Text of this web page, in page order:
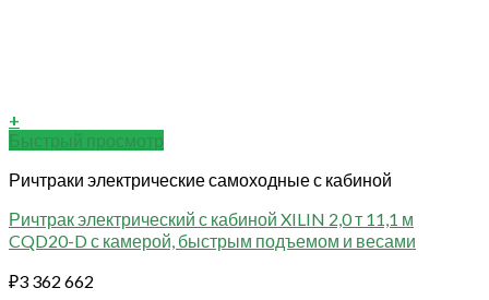
+
Быстрый просмотр
Ричтраки электрические самоходные с кабиной
Ричтрак электрический с кабиной XILIN 2,0 т 11,1 м
CQD20-D с камерой, быстрым подъемом и весами
₽3 362 662